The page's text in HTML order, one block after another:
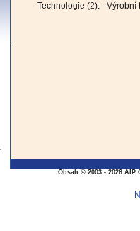
Technologie (2):--Výrobní
Obsah © 2003 - 2026